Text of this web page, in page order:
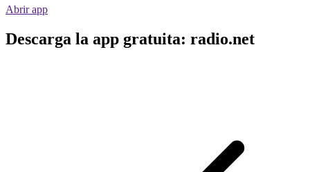
Abrir app
Descarga la app gratuita: radio.net